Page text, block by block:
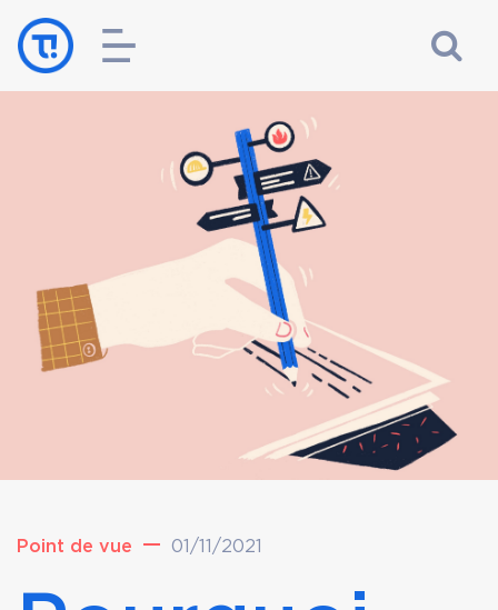
Point de vue 01/11/2021